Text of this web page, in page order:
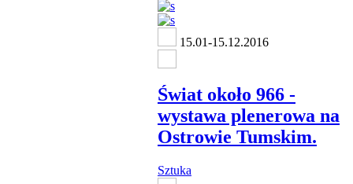
15.01-15.12.2016
Świat około 966 -
wystawa plenerowa na
Ostrowie Tumskim.
Sztuka